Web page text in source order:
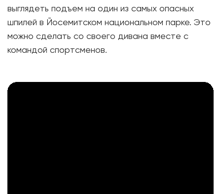
выглядеть подъем на один из самых опасных
шпилей в Йосемитском национальном парке. Это
можно сделать со своего дивана вместе с
командой спортсменов.